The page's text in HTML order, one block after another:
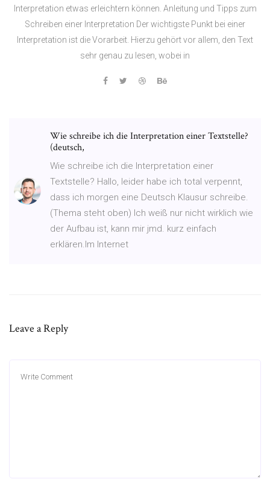
Interpretation etwas erleichtern können. Anleitung und Tipps zum
Schreiben einer Interpretation Der wichtigste Punkt bei einer
Interpretation ist die Vorarbeit. Hierzu gehört vor allem, den Text
sehr genau zu lesen, wobei in
Wie schreibe ich die Interpretation einer Textstelle?
(deutsch,
Wie schreibe ich die Interpretation einer
Textstelle? Hallo, leider habe ich total verpennt,
dass ich morgen eine Deutsch Klausur schreibe.
(Thema steht oben) Ich weiß nur nicht wirklich wie
der Aufbau ist, kann mir jmd. kurz einfach
erklären.Im Internet
Leave a Reply